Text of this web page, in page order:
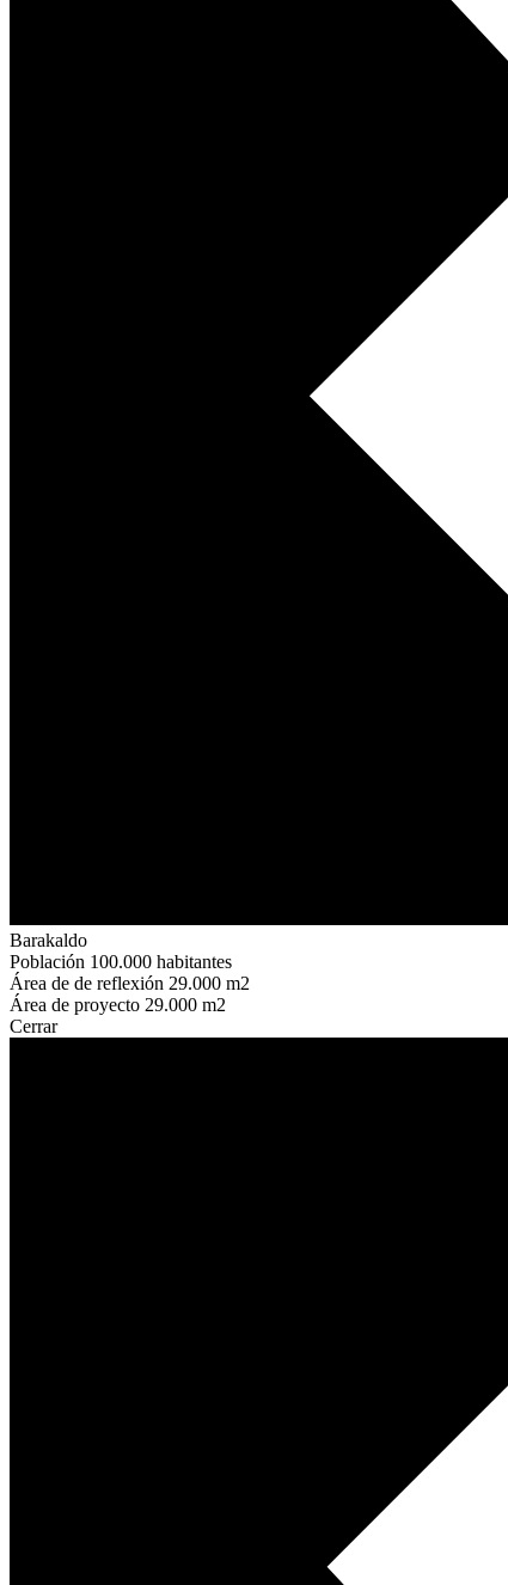
Barakaldo
Población 100.000 habitantes
Área de de reflexión 29.000 m2
Área de proyecto 29.000 m2
Cerrar